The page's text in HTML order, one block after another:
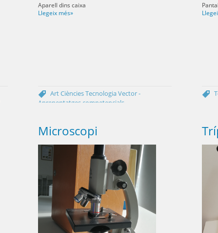
Aparell dins caixa
Llegeix més»
ArtCiènciesTecnologiaVector -
Aprenentatges competencials
Microscopi